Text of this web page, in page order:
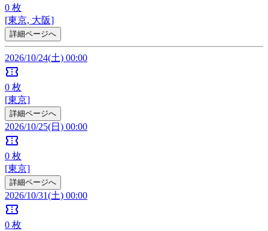
0 枚
[東京, 大阪]
詳細ページへ
2026/10/24(土) 00:00
confirmation_number
0 枚
[東京]
詳細ページへ
2026/10/25(日) 00:00
confirmation_number
0 枚
[東京]
詳細ページへ
2026/10/31(土) 00:00
confirmation_number
0 枚